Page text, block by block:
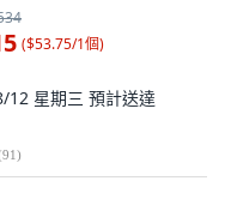
($53.75/1個)
12 星期三 預計送達
91)